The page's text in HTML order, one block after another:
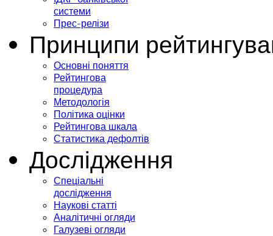
системи
Прес-релізи
Принципи
Основні поняття
Рейтингова
процедура
Методологія
Політика оцінки
Рейтингова шкала
Статистика дефолтів
Дослідження
Спеціальні
дослідження
Наукові статті
Аналітичні огляди
Галузеві огляди